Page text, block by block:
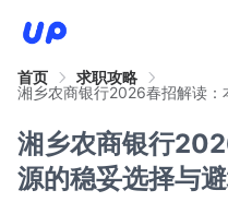
首页
求职攻略
湘乡农商银行2026春招解读
湘乡农商银行
源的稳妥选择与